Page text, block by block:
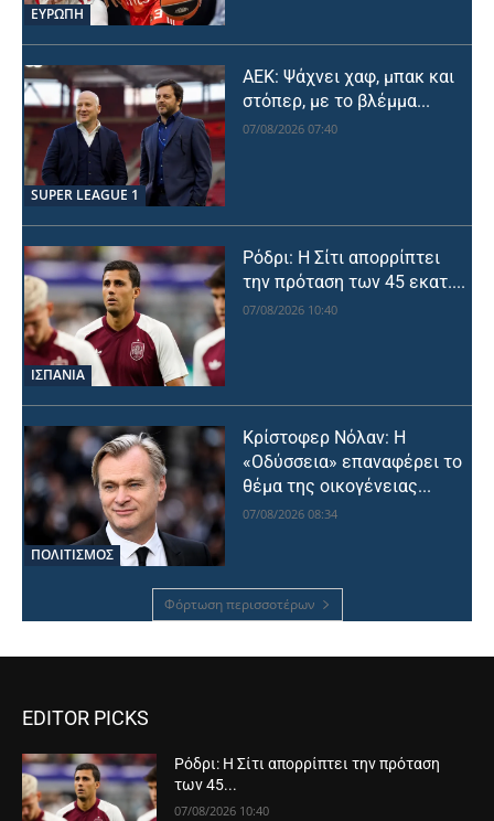
ΕΥΡΩΠΗ
SUPER LEAGUE 1
ΑΕΚ: Ψάχνει χαφ, μπακ και
στόπερ, με το βλέμμα...
07/08/2026 07:40
ΙΣΠΑΝΙΑ
Ρόδρι: Η Σίτι απορρίπτει
την πρόταση των 45 εκατ....
07/08/2026 10:40
ΠΟΛΙΤΙΣΜΟΣ
Κρίστοφερ Νόλαν: Η
«Οδύσσεια» επαναφέρει το
θέμα της οικογένειας...
07/08/2026 08:34
Φόρτωση περισσοτέρων
EDITOR PICKS
Ρόδρι: Η Σίτι απορρίπτει την πρόταση
των 45...
07/08/2026 10:40